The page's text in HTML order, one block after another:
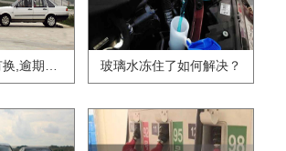
驾驶证到期没有换,逾期怎么办?? 玻璃水冻住了如何解决？